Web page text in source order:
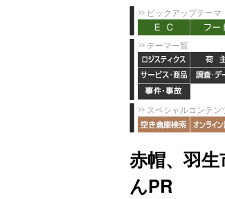
ピックアップテーマ
テーマ一覧
スペシャルコンテン
赤帽、羽
んPR